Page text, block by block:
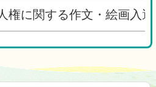
権に関する作文・絵画入